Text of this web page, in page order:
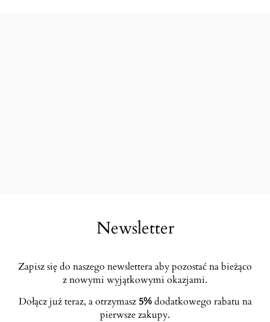
Newsletter
Zapisz się do naszego newslettera aby pozostać na bieżąco
z nowymi wyjątkowymi okazjami.
Dołącz już teraz, a otrzymasz 5%dodatkowego rabatu na
pierwsze zakupy.